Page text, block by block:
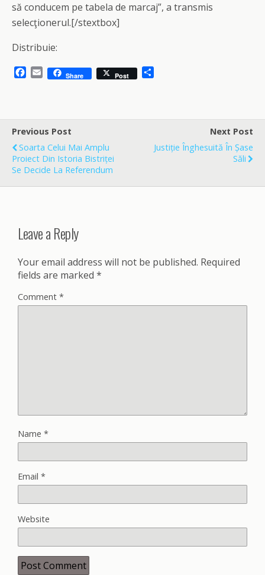
să conducem pe tabela de marcaj”, a transmis
selecţionerul.[/stextbox]
Distribuie:
b
o
o
k
E
l
Share Post
e
Previous Post
Soarta Celui Mai Amplu
Proiect Din Istoria Bistriței
Se Decide La Referendum
Next Post
Justiție Înghesuită În Șase
Săli
Leave a Reply
Your email address will not be published. Required
fields are marked *
Comment *
Name *
Email *
Website